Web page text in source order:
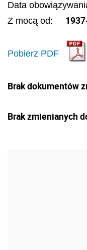
Data
Z mocą od:
Pobierz PDF
Brak dokumentów
Brak zmienianych